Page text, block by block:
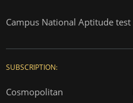
Campus National Aptitude test
SUBSCRIPTION:
Cosmopolitan